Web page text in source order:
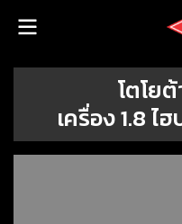
โตโย
เครื่อง 1.8 ไ